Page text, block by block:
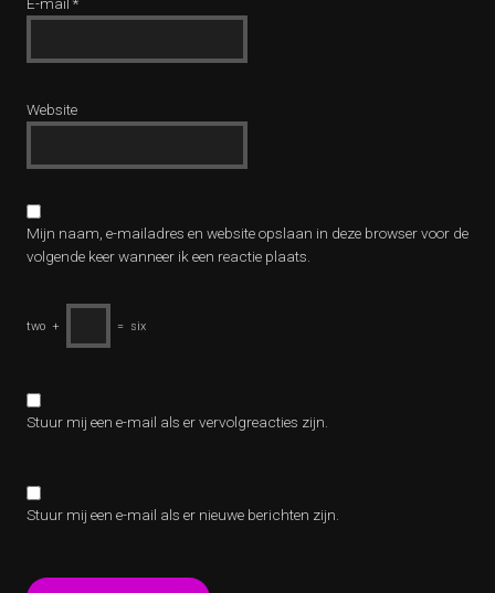
Website
Mijn naam, e-mailadres en website opslaan in deze browser voor de
volgende keer wanneer ik een reactie plaats.
two + = six
Stuur mij een e-mail als er vervolgreacties zijn.
Stuur mij een e-mail als er nieuwe berichten zijn.